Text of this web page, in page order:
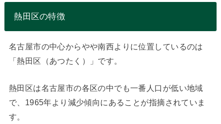
熱田区の特徴
名古屋市の中心からやや南西よりに位置しているのは
「熱田区（あつたく）」です。
熱田区は名古屋市の各区の中でも一番人口が低い地域
で、1965年より減少傾向にあることが指摘されていま
す。